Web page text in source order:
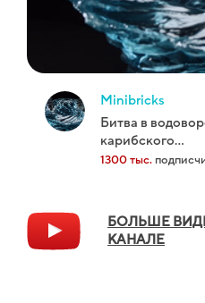
minibricks
битва в водовороте калипсо! пираты
карибского...
1300 тыс.
БОЛЬШЕ
КАНАЛЕ